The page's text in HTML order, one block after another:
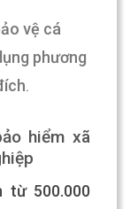
vệ cá
phương
.
hiểm xã
từ 500.000